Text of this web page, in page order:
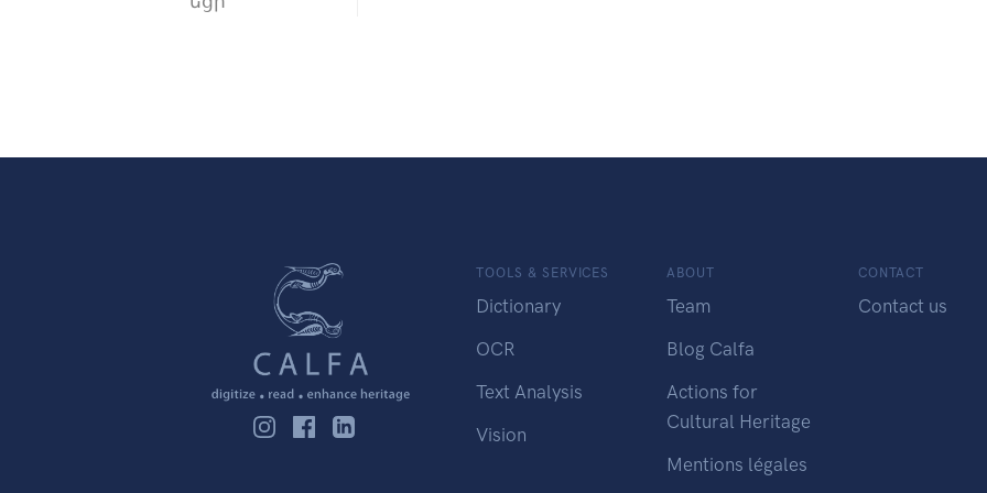
TOOLS & SERVICES
Dictionary
OCR
Text Analysis
Vision
ABOUT
Team
Blog Calfa
Actions for
Cultural Heritage
Mentions légales
CONTACT
Contact us